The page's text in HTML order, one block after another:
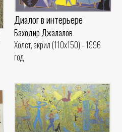
Диалог в интерьере
Баходир Джалалов
Холст, акрил (110x150) - 1996
год